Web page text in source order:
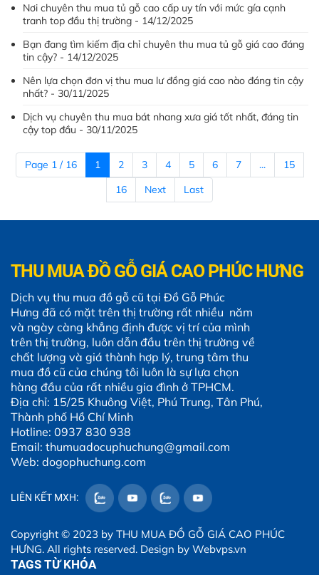
Nơi chuyên thu mua tủ gỗ cao cấp uy tín với mức gía cạnh
tranh top đầu thị trường - 14/12/2025
Bạn đang tìm kiếm địa chỉ chuyên thu mua tủ gỗ giá cao đáng
tin cậy? - 14/12/2025
Nên lựa chọn đơn vị thu mua lư đồng giá cao nào đáng tin cậy
nhất? - 30/11/2025
Dịch vụ chuyên thu mua bát nhang xưa giá tốt nhất, đáng tin
cậy top đầu - 30/11/2025
Page 1 / 16 1 2 3 4 5 6 7 ...
15
16
Next Last
THU MUA ĐỒ GỖ GIÁ CAO PHÚC HƯNG
Dịch vụ thu mua đồ gỗ cũ tại Đồ Gỗ Phúc
Hưng đã có mặt trên thị trường rất nhiều năm
và ngày càng khẳng định được vị trí của mình
trên thị trường, luôn dẫn đầu trên thị trường về
chất lượng và giá thành hợp lý, trung tâm thu
mua đồ cũ của chúng tôi luôn là sự lựa chọn
hàng đầu của rất nhiều gia đình ở TPHCM.
Địa chỉ: 15/25 Khuông Việt, Phú Trung, Tân Phú,
Thành phố Hồ Chí Minh
Hotline: 0937 830 938
Email: thumuadocuphuchung@gmail.com
Web: dogophuchung.com
LIÊN KẾT MXH:
Copyright © 2023 by THU MUA ĐỒ GỖ GIÁ CAO PHÚC
HƯNG. All rights reserved. Design by Webvps.vn
TAGS TỪ KHÓA